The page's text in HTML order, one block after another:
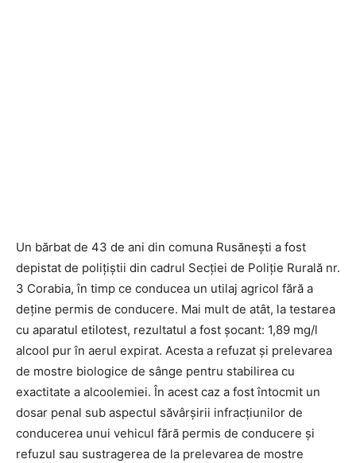
Un bărbat de 43 de ani din comuna Rusănești a fost
depistat de polițiștii din cadrul Secției de Poliție Rurală nr.
3 Corabia, în timp ce conducea un utilaj agricol fără a
deține permis de conducere. Mai mult de atât, la testarea
cu aparatul etilotest, rezultatul a fost șocant: 1,89 mg/l
alcool pur în aerul expirat. Acesta a refuzat și prelevarea
de mostre biologice de sânge pentru stabilirea cu
exactitate a alcoolemiei. În acest caz a fost întocmit un
dosar penal sub aspectul săvârșirii infracțiunilor de
conducerea unui vehicul fără permis de conducere și
refuzul sau sustragerea de la prelevarea de mostre